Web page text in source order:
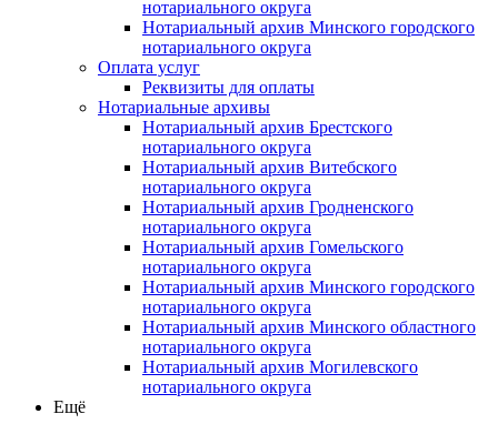
нотариального округа
Нотариальный архив Минского городского
нотариального округа
Оплата услуг
Реквизиты для оплаты
Нотариальные архивы
Нотариальный архив Брестского
нотариального округа
Нотариальный архив Витебского
нотариального округа
Нотариальный архив Гродненского
нотариального округа
Нотариальный архив Гомельского
нотариального округа
Нотариальный архив Минского городского
нотариального округа
Нотариальный архив Минского областного
нотариального округа
Нотариальный архив Могилевского
нотариального округа
Ещё